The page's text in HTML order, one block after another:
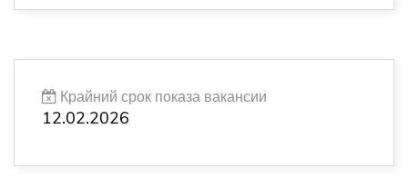
Крайний срок показа вакансии
12.02.2026